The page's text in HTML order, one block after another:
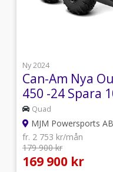
Ny 2024
Can-Am Nya
450 -24 Spara
Quad
MJM Powersports AB
fr. 2 753 kr/mån
179 900 kr
169 900 kr